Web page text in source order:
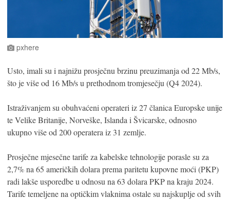
pxhere
Usto, imali su i najnižu prosječnu brzinu preuzimanja od 22 Mb/s,
što je više od 16 Mb/s u prethodnom tromjesečju (Q4 2024).
Istraživanjem su obuhvaćeni operateri iz 27 članica Europske unije
te Velike Britanije, Norveške, Islanda i Švicarske, odnosno
ukupno više od 200 operatera iz 31 zemlje.
Prosječne mjesečne tarife za kabelske tehnologije porasle su za
2,7% na 65 američkih dolara prema paritetu kupovne moći (PKP)
radi lakše usporedbe u odnosu na 63 dolara PKP na kraju 2024.
Tarife temeljene na optičkim vlaknima ostale su najskuplje od svih